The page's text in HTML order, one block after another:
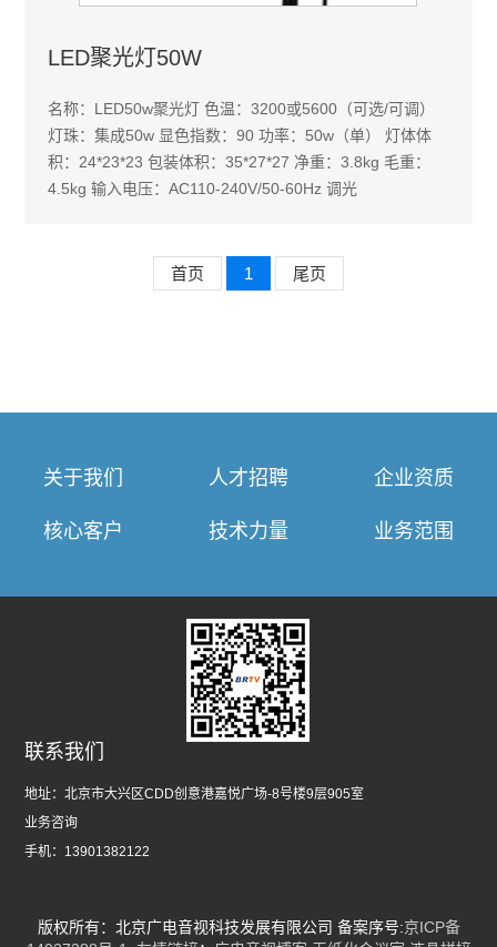
LED聚光灯50W
名称：LED50w聚光灯 色温：3200或5600（可选/可调）
灯珠：集成50w 显色指数：90 功率：50w（单） 灯体体
积：24*23*23 包装体积：35*27*27 净重：3.8kg 毛重：
4.5kg 输入电压：AC110-240V/50-60Hz 调光
首页 1 尾页
关于我们 人才招聘 企业资质
核心客户 技术力量 业务范围
联系我们
地址：北京市大兴区CDD创意港嘉悦广场-8号楼9层905室
业务咨询
手机： 13901382122
版权所有：北京广电音视科技发展有限公司 备案序号:京ICP备